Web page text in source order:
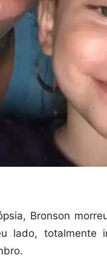
Bronson
lado, totalmente